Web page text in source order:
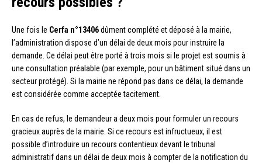
Une fois le Cerfa n°13406dûment complété et déposé à la mairie,
l’administration dispose d’un délai de deux mois pour instruire la
demande. Ce délai peut être porté à trois mois si le projet est soumis à
une consultation préalable (par exemple, pour un bâtiment situé dans un
secteur protégé). Si la mairie ne répond pas dans ce délai, la demande
est considérée comme acceptée tacitement.
En cas de refus, le demandeur a deux mois pour formuler un recours
gracieux auprès de la mairie. Si ce recours est infructueux, il est
possible d’introduire un recours contentieux devant le tribunal
administratif dans un délai de deux mois à compter de la notification du